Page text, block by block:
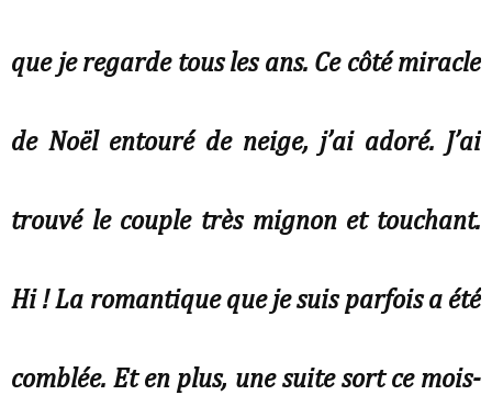
que je regarde tous les ans. Ce côté miracle
de Noël entouré de neige, j’ai adoré. J’ai
trouvé le couple très mignon et touchant.
Hi ! La romantique que je suis parfois a été
comblée. Et en plus, une suite sort ce mois-